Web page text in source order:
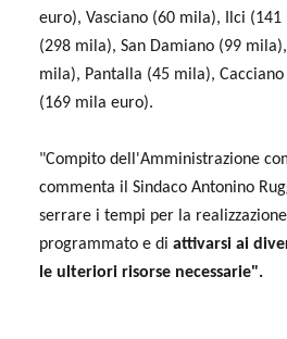
euro), Vasciano (60 mila), Ilci (141
(298 mila), San Damiano (99
mila), Pantalla (45 mila),
(169 mila euro).
"Compito dell'Amministrazione
commenta il Sindaco Antonino
serrare i tempi per la
programmato e di attivarsi ai
le ulteriori risorse necessarie".